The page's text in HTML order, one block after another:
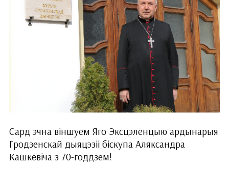
Сард эчна віншуем Яго Эксцэленцыю ардынарыя
Гродзенскай дыяцэзіі біскупа Аляксандра
Кашкевіча з 70-годдзем!